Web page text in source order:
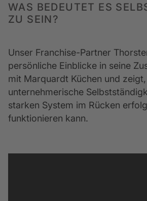
WAS BEDEUTET ES
ZU SEIN?
Unser Franchise-Partner
persönliche Einblicke in seine
mit Marquardt Küchen und
unternehmerische
starken System im Rücken
funktionieren kann.